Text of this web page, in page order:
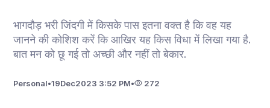
भागदौड़ भरी जिंदगी में किसके पास इतना वक्त है कि वह यह
जानने की कोशिश करें कि आखिर यह किस विधा में लिखा गया है.
बात मन को छू गई तो अच्छी और नहीं तो बेकार.
Personal•19Dec2023 3:52 PM• 272